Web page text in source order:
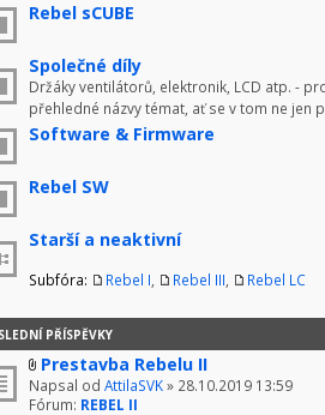
Rebel sCUBE
Společné díly
Držáky ventilátorů, elektronik, LCD atp. -
přehledné názvy témat, ať se v tom ne jen
Software & Firmware
Rebel SW
Starší a neaktivní
Subfóra: Rebel I Rebel III Rebel LC
PŘÍSPĚVKY
Prestavba Rebelu II
Napsal od AttilaSVK» 28.10.2019 13:59
Fórum: REBEL II